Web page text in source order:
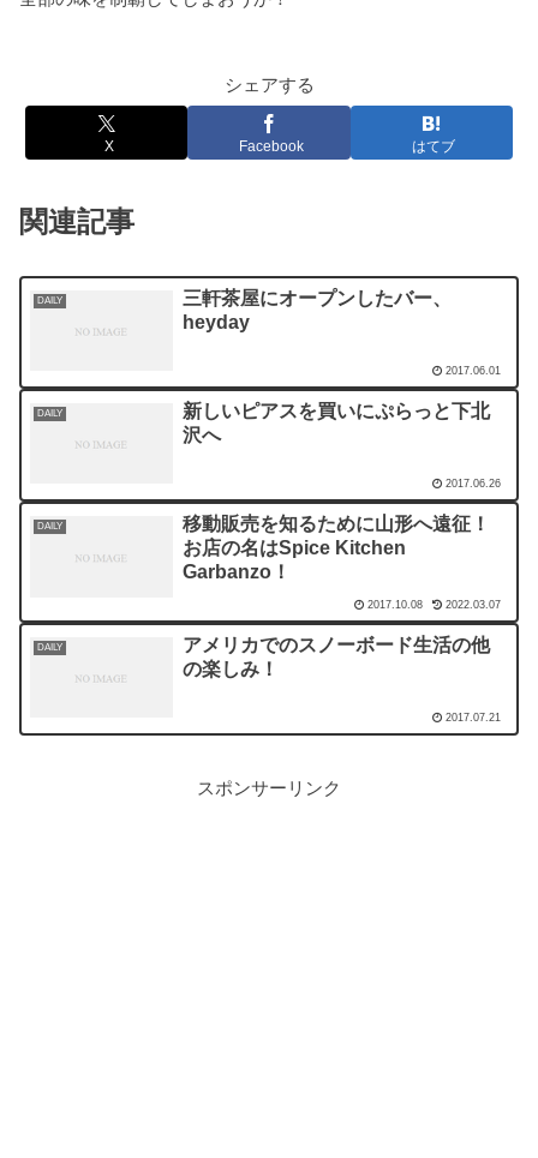
シェアする
X Facebook はてブ
関連記事
DAILY
三軒茶屋にオープンしたバー、
heyday
2017.06.01
DAILY
新しいピアスを買いにぷらっと下北
沢へ
2017.06.26
DAILY
移動販売を知るために山形へ遠征！
お店の名はSpice Kitchen
Garbanzo！
2017.10.08 2022.03.07
DAILY
アメリカでのスノーボード生活の他
の楽しみ！
2017.07.21
スポンサーリンク